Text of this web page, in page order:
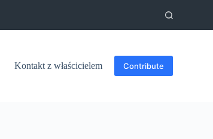
Kontakt z właścicielem Contribute